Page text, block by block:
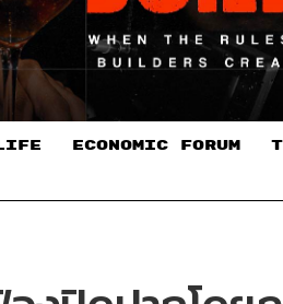
ECONOMIC FORUM